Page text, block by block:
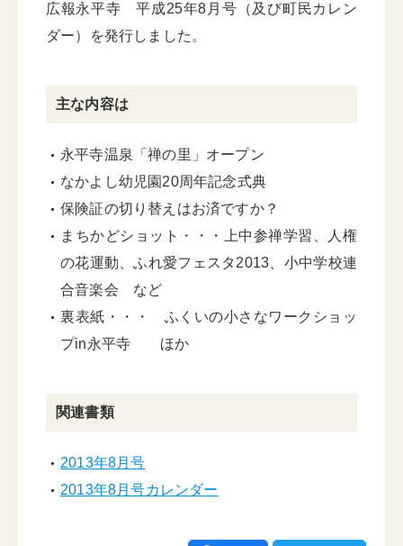
広報永平寺 平成25年8月号（及び町民カレン
ダー）を発行しました。
主な内容は
永平寺温泉「禅の里」オープン
なかよし幼児園20周年記念式典
保険証の切り替えはお済ですか？
まちかどショット・・・上中参禅学習、人権
の花運動、ふれ愛フェスタ2013、小中学校連
合音楽会 など
裏表紙・・・ ふくいの小さなワークショッ
プin永平寺 ほか
関連書類
2013年8月号
2013年8月号カレンダー